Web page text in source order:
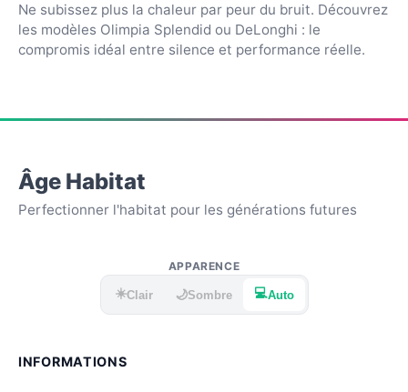
Ne subissez plus la chaleur par peur du bruit. Découvrez
les modèles Olimpia Splendid ou DeLonghi : le
compromis idéal entre silence et performance réelle.
Âge Habitat
Perfectionner l'habitat pour les générations futures
APPARENCE
☀️Clair 🌙Sombre 💻Auto
INFORMATIONS